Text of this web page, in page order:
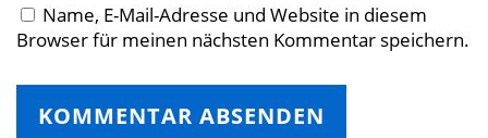
Name, E-Mail-Adresse und Website in diesem
Browser für meinen nächsten Kommentar speichern.